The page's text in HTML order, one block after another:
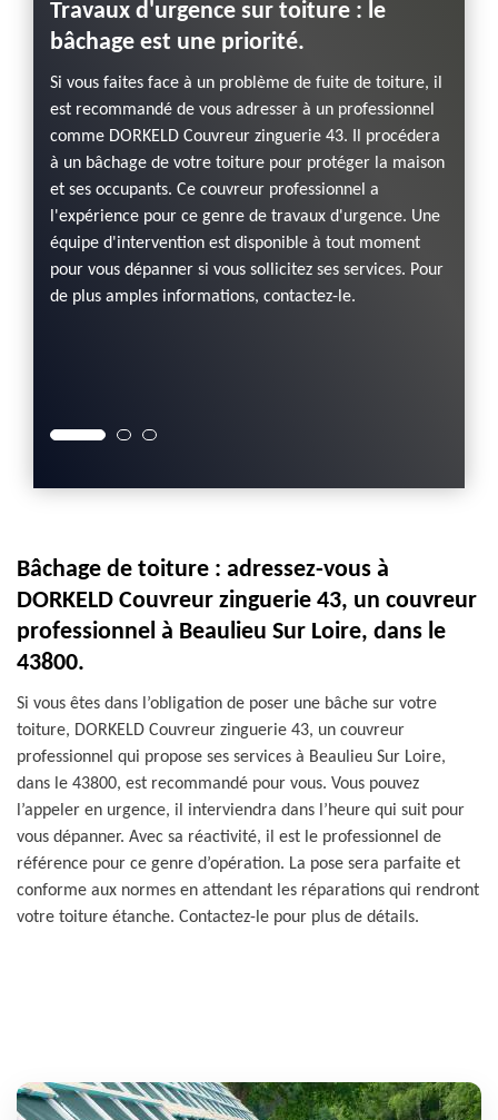
Travaux d'urgence sur toiture : le
bâchage est une priorité.
Si vous faites face à un problème de fuite de toiture, il
est recommandé de vous adresser à un professionnel
comme DORKELD Couvreur zinguerie 43. Il procédera
à un bâchage de votre toiture pour protéger la maison
et ses occupants. Ce couvreur professionnel a
l'expérience pour ce genre de travaux d'urgence. Une
équipe d'intervention est disponible à tout moment
pour vous dépanner si vous sollicitez ses services. Pour
de plus amples informations, contactez-le.
Bâchage de toiture : adressez-vous à
DORKELD Couvreur zinguerie 43, un couvreur
professionnel à Beaulieu Sur Loire, dans le
43800.
Si vous êtes dans l’obligation de poser une bâche sur votre
toiture, DORKELD Couvreur zinguerie 43, un couvreur
professionnel qui propose ses services à Beaulieu Sur Loire,
dans le 43800, est recommandé pour vous. Vous pouvez
l’appeler en urgence, il interviendra dans l’heure qui suit pour
vous dépanner. Avec sa réactivité, il est le professionnel de
référence pour ce genre d’opération. La pose sera parfaite et
conforme aux normes en attendant les réparations qui rendront
votre toiture étanche. Contactez-le pour plus de détails.